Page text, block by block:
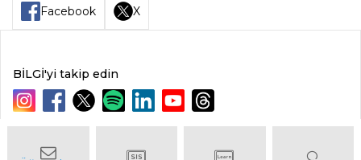
Facebook X
BİLGİ'yi takip edin